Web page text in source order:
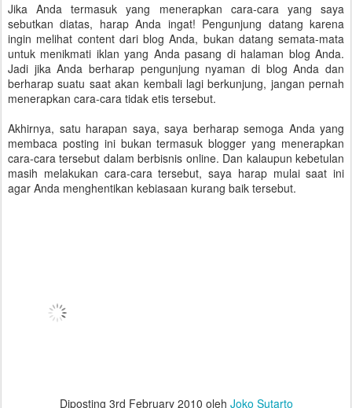
Jika Anda termasuk yang menerapkan cara-cara yang saya
sebutkan diatas, harap Anda ingat! Pengunjung datang karena
ingin melihat content dari blog Anda, bukan datang semata-mata
untuk menikmati iklan yang Anda pasang di halaman blog Anda.
Jadi jika Anda berharap pengunjung nyaman di blog Anda dan
berharap suatu saat akan kembali lagi berkunjung, jangan pernah
menerapkan cara-cara tidak etis tersebut.
Akhirnya, satu harapan saya, saya berharap semoga Anda yang
membaca posting ini bukan termasuk blogger yang menerapkan
cara-cara tersebut dalam berbisnis online. Dan kalaupun kebetulan
masih melakukan cara-cara tersebut, saya harap mulai saat ini
agar Anda menghentikan kebiasaan kurang baik tersebut.
Diposting 3rd February 2010 oleh Joko Sutarto